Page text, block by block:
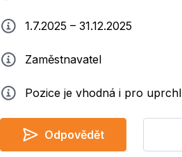
Typ práce1.7.2025 – 31.12.2025
ZadavatelZaměstnavatel
Info Pozice je vhodná i pro
Odpovědět